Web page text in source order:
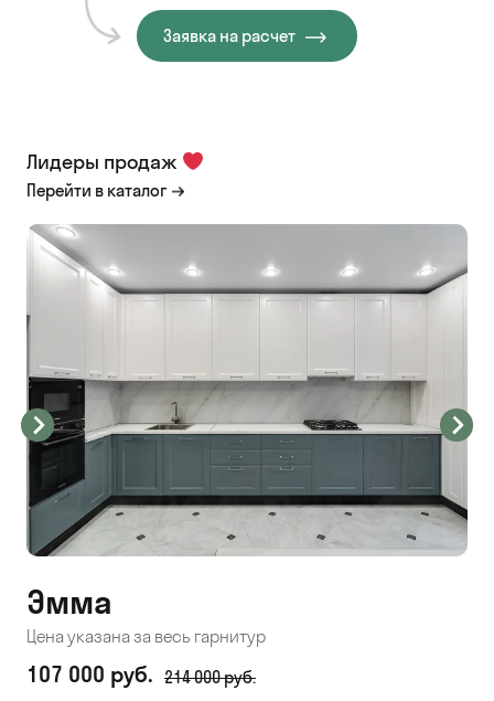
Заявка на расчет
Лидеры продаж
Перейти в каталог
Эмма
Цена указана за весь гарнитур
107 000 руб. 214 000 руб.